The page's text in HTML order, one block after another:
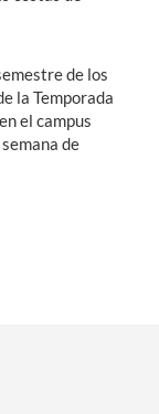
de los
la Temporada
el campus
de